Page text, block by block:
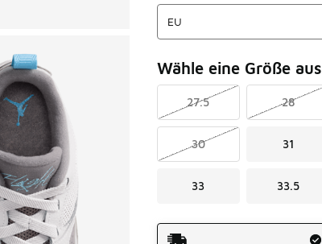
Wähle eine Größe aus
27.5 28
30 31
33 33.5
Versandart